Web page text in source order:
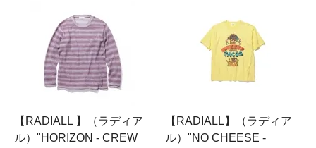
【RADIALL 】（ラディア
ル）"HORIZON - CREW
【RADIALL】（ラディア
ル）"NO CHEESE -